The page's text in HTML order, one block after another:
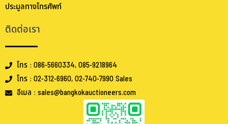
ประมูลทางโทรศัพท์
ติดต่อเรา
โทร : 086-5660334, 085-9218964
โทร : 02-312-6960, 02-740-7990 Sales
อีเมล : sales@bangkokauctioneers.com